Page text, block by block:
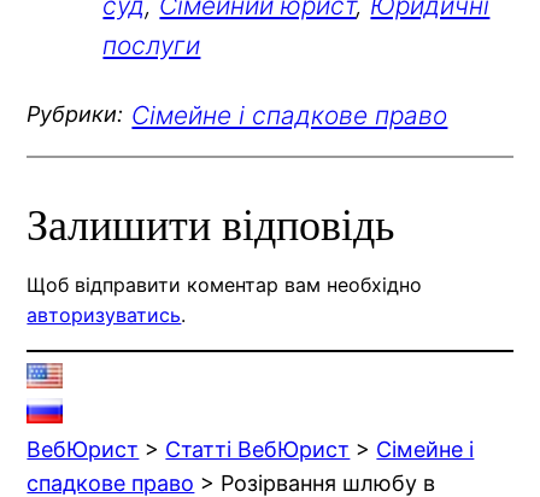
послуги
Рубрики: Сімейне і спадкове право
Залишити відповідь
Щоб відправити коментар вам необхідно
авторизуватись.
ВебЮрист > Статті ВебЮрист > Сімейне і
спадкове право > Розірвання шлюбу в